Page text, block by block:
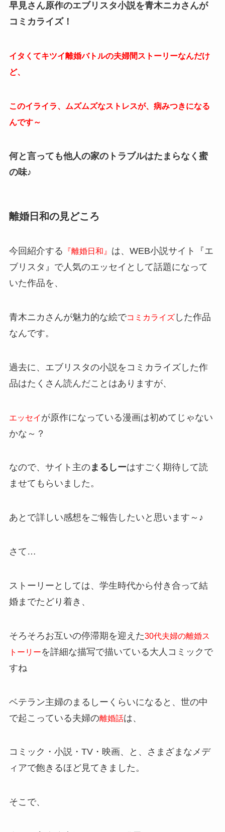
早見さん原作のエブリスタ小説を青木ニカさんが
コミカライズ！
イタくてキツイ離婚バトルの夫婦間ストーリーなんだけ
ど、
このイライラ、ムズムズなストレスが、病みつきになる
んです～
何と言っても他人の家のトラブルはたまらなく蜜
の味♪
離婚日和の見どころ
今回紹介する 『離婚日和』 は、WEB小説サイト『エ
ブリスタ』で人気のエッセイとして話題になって
いた作品を、
青木ニカさんが魅力的な絵でコミカライズした作品
なんです。
過去に、エブリスタの小説をコミカライズした作
品はたくさん読んだことはありますが、
エッセイ が原作になっている漫画は初めてじゃない
かな～？
なので、サイト主のまるしーはすごく期待して読
ませてもらいました。
あとで詳しい感想をご報告したいと思います～♪
さて…
ストーリーとしては、学生時代から付き合って結
婚までたどり着き、
そろそろお互いの停滞期を迎えた30代夫婦の離婚ス
トーリーを詳細な描写で描いている大人コミックで
すね
ベテラン主婦のまるしーくらいになると、世の中
で起こっている夫婦の離婚話は、
コミック・小説・TV・映画、と、さまざまなメデ
ィアで飽きるほど見てきました。
そこで、